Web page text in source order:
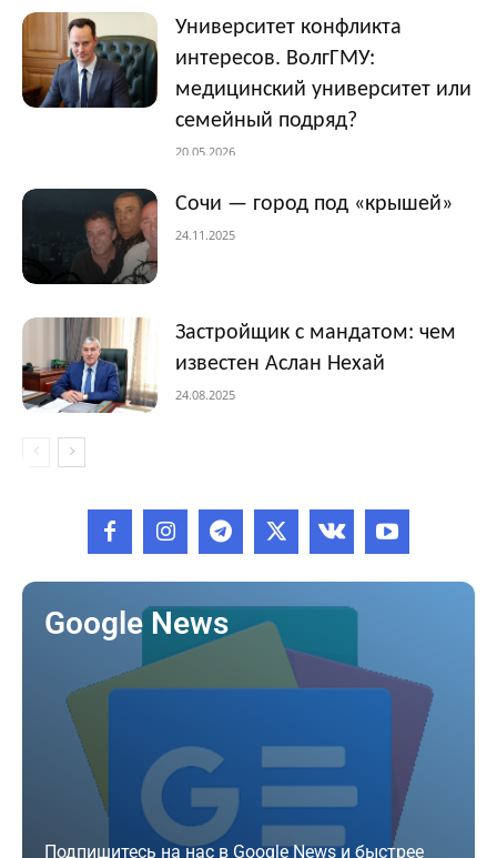
Университет конфликта
интересов. ВолгГМУ:
медицинский университет или
семейный подряд?
20.05.2026
Сочи — город под «крышей»
24.11.2025
Застройщик с мандатом: чем
известен Аслан Нехай
24.08.2025
Google News
Подпишитесь на нас в Google News и быстрее